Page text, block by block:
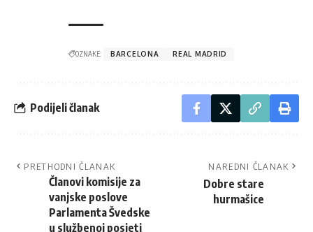
OZNAKE: BARCELONA REAL MADRID
Podijeli članak
PRETHODNI ČLANAK
Članovi komisije za
vanjske poslove
Parlamenta Švedske
u službenoj posjeti
NAREDNI ČLANAK
Dobre stare
hurmašice